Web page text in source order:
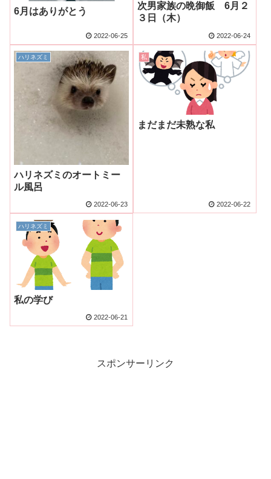
6月はありがとう
2022-06-25
次男家族の晩御飯 6月２
３日（木）
2022-06-24
ハリネズミ
ハリネズミのオートミー
ル風呂
2022-06-23
私
まだまだ未熟な私
2022-06-22
ハリネズミ
私の学び
2022-06-21
スポンサーリンク